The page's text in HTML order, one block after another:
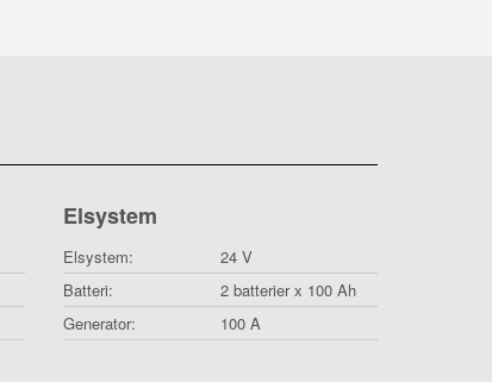
Elsystem
Elsystem:
24 V
Batteri:
2 batterier x 100 Ah
Generator:
100 A